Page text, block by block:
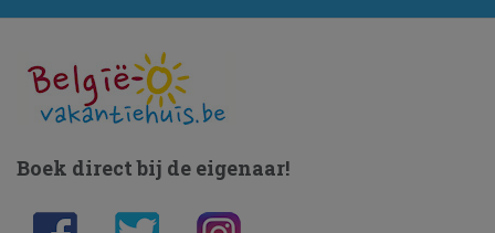
Boek direct bij de eigenaar!